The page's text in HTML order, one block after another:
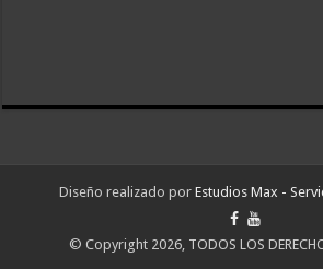
Diseño realizado por Estudios Max -
© Copyright 2026, TODOS LOS